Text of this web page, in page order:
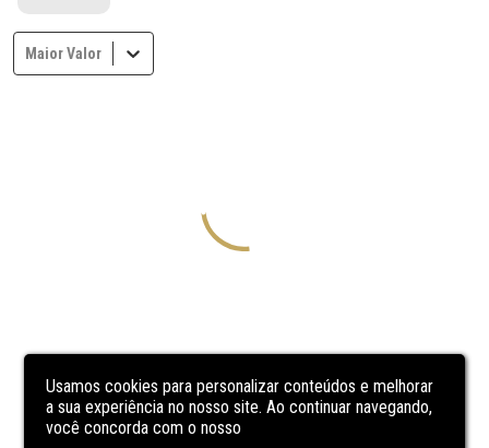
Usamos cookies para personalizar conteúdos e melhorar
a sua experiência no nosso site. Ao continuar navegando,
você concorda com o nosso
Maior Valor